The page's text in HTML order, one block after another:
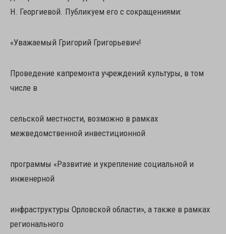
Н. Георгиевой. Публикуем его с сокращениями:
«Уважаемый Григорий Григорьевич!
Проведение капремонта учреждений культуры, в том
числе в
сельской местности, возможно в рамках
межведомственной инвестиционной
программы «Развитие и укрепление социальной и
инженерной
инфраструктуры Орловской области», а также в рамках
регионального